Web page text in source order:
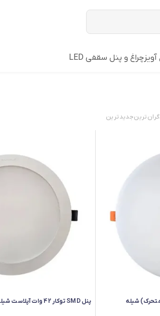
آویزچراغ و پنل سقفی LED
گران‌ترینجدید‌ترین
پنل SMD توکار 42 وات آپلاست شیله